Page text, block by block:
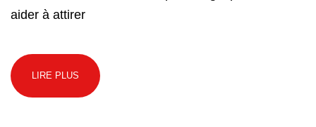
aider à attirer
LIRE PLUS